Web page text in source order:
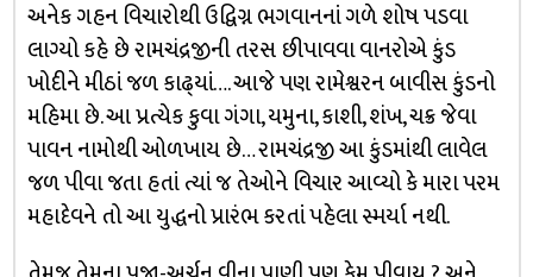
અનેક ગહન વિચારોથી ઉદ્વિગ્ન ભગવાનનાં ગળે શોષ પડવા
લાગ્યો કહે છે રામચંદ્રજીની તરસ છીપાવવા વાનરોએ કુંડ
ખોદીને મીઠાં જળ કાઢ્‌યાં…. આજે પણ રામેશ્વરન બાવીસ કુંડનો
મહિમા છે. આ પ્રત્યેક કુવા ગંગા, યમુના, કાશી, શંખ, ચક્ર જેવા
પાવન નામોથી ઓળખાય છે… રામચંદ્રજી આ કુંડમાંથી લાવેલ
જળ પીવા જતા હતાં ત્યાં જ તેઓને વિચાર આવ્યો કે મારા પરમ
મહાદેવને તો આ યુદ્ધનો પ્રારંભ કરતાં પહેલા સ્મર્યા નથી.